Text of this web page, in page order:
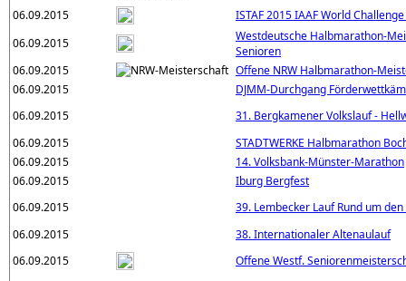
06.09.2015
ISTAF 2015 IAAF World
06.09.2015
Westdeutsche Halbmarathon-
Senioren
06.09.2015
Offene NRW Halbmarathon-
06.09.2015
DJMM-Durchgang
06.09.2015
31. Bergkamener Volkslauf -
06.09.2015
STADTWERKE Halbmarathon
06.09.2015
14. Volksbank-Münster-Marathon
06.09.2015
Iburg Bergfest
06.09.2015
39. Lembecker Lauf Rund um
06.09.2015
38. Internationaler Altenaulauf
06.09.2015
Offene Westf.